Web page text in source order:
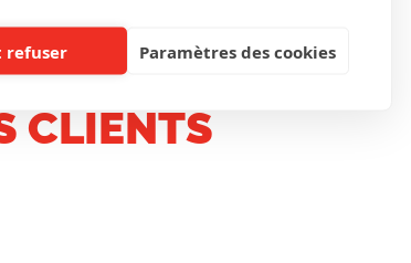
refuser Paramètres des cookies
CLIENTS